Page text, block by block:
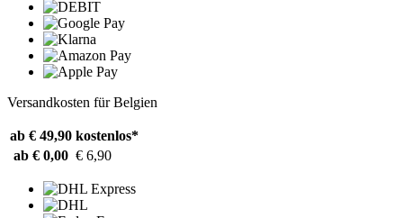
Versandkosten für Belgien
ab € 49,90 kostenlos*
ab € 0,00 € 6,90